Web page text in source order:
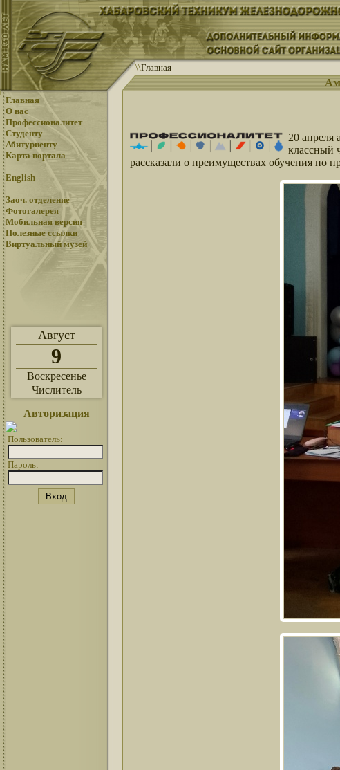
\\Главная
Главная
О нас
Профессионалитет
Студенту
Абитуриенту
Карта портала
English
Заоч. отделение
Фотогалерея
Мобильная версия
Полезные ссылки
Виртуальный музей
Август
9
Воскресенье
Числитель
Авторизация
Пользователь:
Пароль:
20 апреля
классный
рассказали о преимуществах обучения по